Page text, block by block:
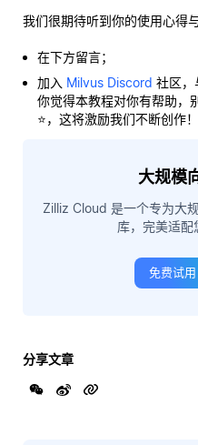
我们很期待听到你的使用心得
在下方留言；
加入 Milvus Discord 社区，
你觉得本教程对你有帮助，
⭐，这将激励我们不断创作
大规模
Zilliz Cloud 是一个专为大
库，完美适配
免费试
分享文章